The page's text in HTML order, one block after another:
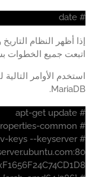
أظهر النظام التاريخ
جميع الخطوات بشكل
الأوامر التالية لتثبيت
--recv-keys --keyserver